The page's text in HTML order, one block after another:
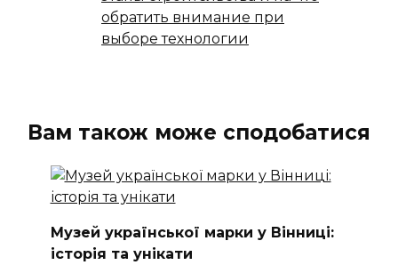
обратить внимание при
выборе технологии
Вам також може сподобатися
Музей української марки у Вінниці:
історія та унікати